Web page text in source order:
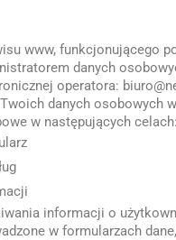
www, funkcjonującego
danych
operatora:
danych osobowych
w następujących celach:
informacji o
w formularzach